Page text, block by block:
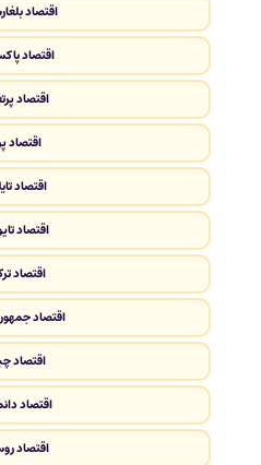
اقتصاد
اقتصاد
اقتصاد
اقتصاد
اقتصاد
اقتصاد
اقتصاد
اقتصاد
اقتصاد
اقتصاد
اقتصاد